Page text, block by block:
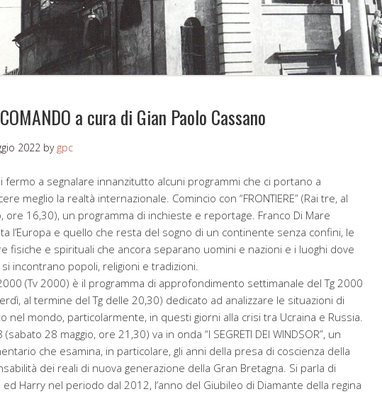
a cura di Gian Paolo Cassano
2022 by gpc
fermo a segnalare innanzitutto alcuni programmi che ci portano a
meglio la realtà internazionale. Comincio con “FRONTIERE” (Rai tre, al
ore 16,30), un programma di inchieste e reportage. Franco Di Mare
l’Europa e quello che resta del sogno di un continente senza confini, le
fisiche e spirituali che ancora separano uomini e nazioni e i luoghi dove
si incontrano popoli, religioni e tradizioni.
(Tv 2000) è il programma di approfondimento settimanale del Tg 2000
al termine del Tg delle 20,30) dedicato ad analizzare le situazioni di
nel mondo, particolarmente, in questi giorni alla crisi tra Ucraina e Russia.
(sabato 28 maggio, ore 21,30) va in onda “I SEGRETI DEI WINDSOR”, un
che esamina, in particolare, gli anni della presa di coscienza della
dei reali di nuova generazione della Gran Bretagna. Si parla di
ed Harry nel periodo dal 2012, l’anno del Giubileo di Diamante della regina